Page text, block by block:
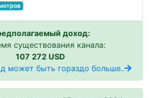
доход:
существования канала:
107 272 USD
может быть гораздо больше..